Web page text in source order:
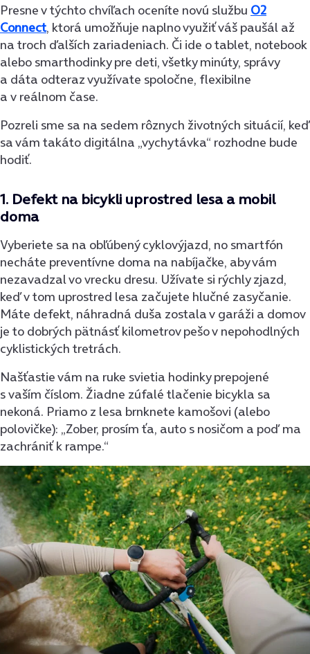
Presne v týchto chvíľach oceníte novú službu O2
Connect, ktorá umožňuje naplno využiť váš paušál až
na troch ďalších zariadeniach. Či ide o tablet, notebook
alebo smarthodinky pre deti, všetky minúty, správy
a dáta odteraz využívate spoločne, flexibilne
a v reálnom čase.
Pozreli sme sa na sedem rôznych životných situácií, keď
sa vám takáto digitálna „vychytávka“ rozhodne bude
hodiť.
1. Defekt na bicykli uprostred lesa a mobil
doma
Vyberiete sa na obľúbený cyklovýjazd, no smartfón
necháte preventívne doma na nabíjačke, aby vám
nezavadzal vo vrecku dresu. Užívate si rýchly zjazd,
keď v tom uprostred lesa začujete hlučné zasyčanie.
Máte defekt, náhradná duša zostala v garáži a domov
je to dobrých pätnásť kilometrov pešo v nepohodlných
cyklistických tretrách.
Našťastie vám na ruke svietia hodinky prepojené
s vaším číslom. Žiadne zúfalé tlačenie bicykla sa
nekoná. Priamo z lesa brnknete kamošovi (alebo
polovičke): „Zober, prosím ťa, auto s nosičom a poď ma
zachrániť k rampe.“